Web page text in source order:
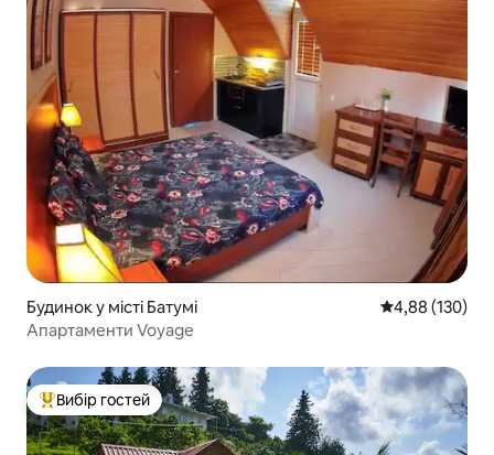
Будинок у місті Батумі Середня
4,88 (130)
Апартаменти Voyage
Топ вибір гостей
Вибір гостей